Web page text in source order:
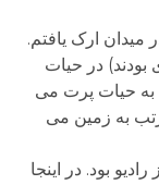
در میدان ارک یافتم.
بودند) در حیات
به حیات پرت می
به زمین می
بود. در اینجا